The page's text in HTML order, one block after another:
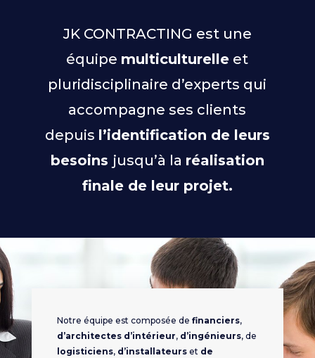
JK CONTRACTING est une
équipe multiculturelle et
pluridisciplinaire d’experts qui
accompagne ses clients
depuis l’identification de leurs
besoins jusqu’à la réalisation
finale de leur projet.
Notre équipe est composée de financiers,
d’architectes d’intérieur, d’ingénieurs, de
logisticiens, d’installateurs et de